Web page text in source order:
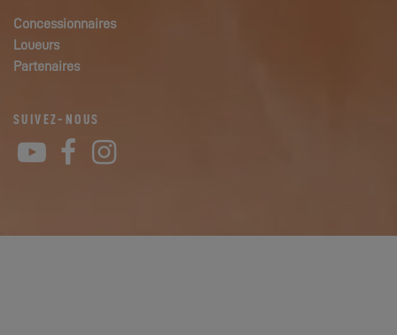
Concessionnaires
Loueurs
Partenaires
SUIVEZ-NOUS
YouTube
Facebook
Instagram